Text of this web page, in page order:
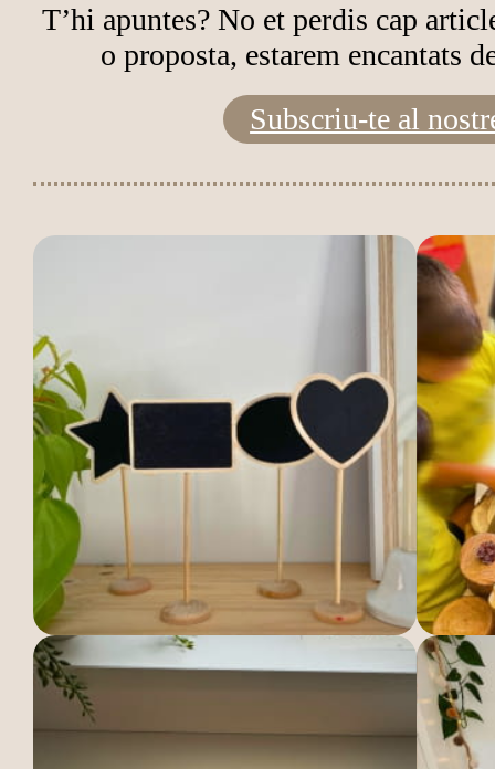
T’hi apuntes? No et perdis cap
o proposta, estarem encantats
Subscriu-te al